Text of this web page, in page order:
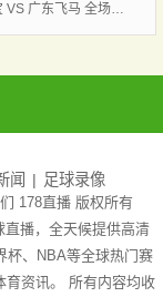
VS 广东飞马 全场录
闻 足球录像
178直播 版权所有
直播，全天候提供高清
杯、NBA等全球热门赛
育资讯。 所有内容均收